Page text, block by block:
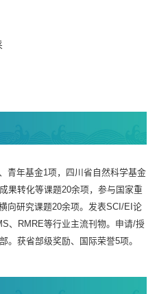
青年基金1项，四川省自然科学基金
果转化等课题20余项，参与国家重
向研究课题20余项。发表SCI/EI论
、RMRE等行业主流刊物。申请/授
。获省部级奖励、国际荣誉5项。